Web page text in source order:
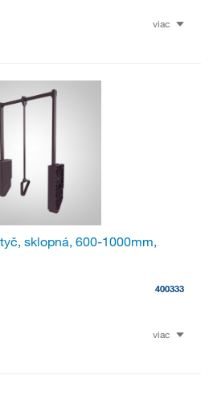
viac
sklopná, 600-1000mm,
400333
viac